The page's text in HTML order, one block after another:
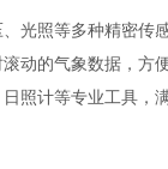
光照等多种精密传
动的气象数据，方
照计等专业工具，